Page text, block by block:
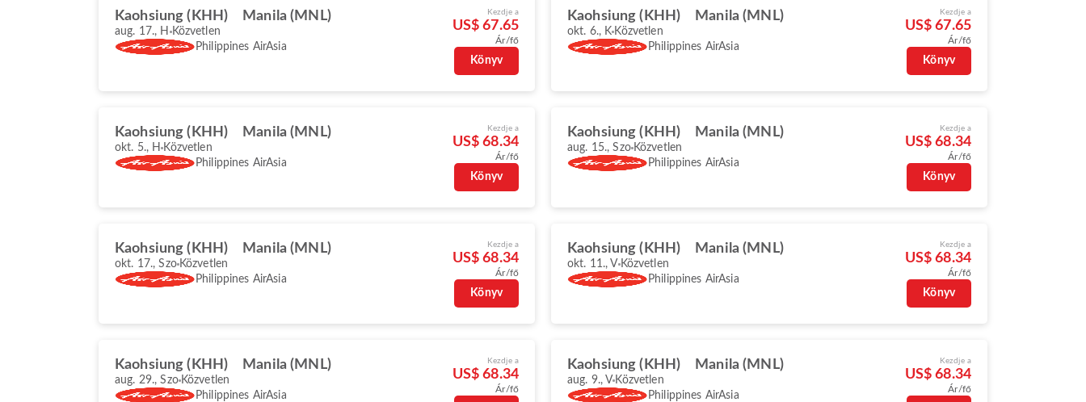
Kaohsiung (KHH) Manila (MNL)
aug. 17., H Közvetlen
Philippines AirAsia
Kezdje a
US$ 67.65
Ár/fő
Könyv
Kaohsiung (KHH) Manila (MNL)
okt. 6., K Közvetlen
Philippines AirAsia
Kezdje a
US$ 67.65
Ár/fő
Könyv
Kaohsiung (KHH) Manila (MNL)
okt. 5., H Közvetlen
Philippines AirAsia
Kezdje a
US$ 68.34
Ár/fő
Könyv
Kaohsiung (KHH) Manila (MNL)
aug. 15., Szo Közvetlen
Philippines AirAsia
Kezdje a
US$ 68.34
Ár/fő
Könyv
Kaohsiung (KHH) Manila (MNL)
okt. 17., Szo Közvetlen
Philippines AirAsia
Kezdje a
US$ 68.34
Ár/fő
Könyv
Kaohsiung (KHH) Manila (MNL)
okt. 11., V Közvetlen
Philippines AirAsia
Kezdje a
US$ 68.34
Ár/fő
Könyv
Kaohsiung (KHH) Manila (MNL)
aug. 29., Szo Közvetlen
Philippines AirAsia
Kezdje a
US$ 68.34
Ár/fő
Kaohsiung (KHH) Manila (MNL)
aug. 9., V Közvetlen
Philippines AirAsia
Kezdje a
US$ 68.34
Ár/fő